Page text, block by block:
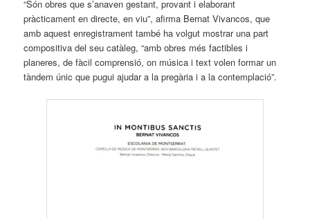
“Són obres que s’anaven gestant, provant i elaborant
pràcticament en directe, en viu”, afirma Bernat Vivancos, que
amb aquest enregistrament també ha volgut mostrar una part
compositiva del seu catàleg, “amb obres més factibles i
planeres, de fàcil comprensió, on música i text volen formar un
tàndem únic que pugui ajudar a la pregària i a la contemplació”.